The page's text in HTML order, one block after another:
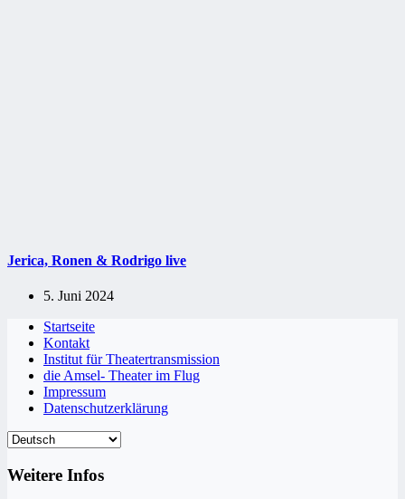
Jerica, Ronen & Rodrigo live
5. Juni 2024
Startseite
Kontakt
Institut für Theatertransmission
die Amsel- Theater im Flug
Impressum
Datenschutzerklärung
Weitere Infos